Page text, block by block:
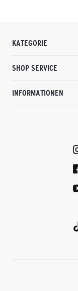
KATEGORIE
SHOP SERVICE
INFORMATIONEN